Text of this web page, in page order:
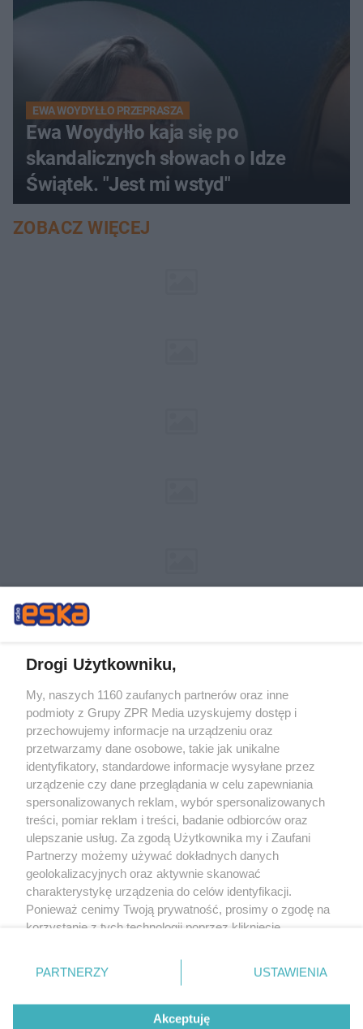
EWA WOYDYŁŁO PRZEPRASZA
Ewa Woydyłło kaja się po
skandalicznych słowach o Idze
Świątek. "Jest mi wstyd"
ZOBACZ WIĘCEJ
Żaden utwór zamieszczony w serwisie nie może być powielany i
rozpowszechniany lub dalej rozpowszechniany w jakikolwiek sposób (w
tym także elektroniczny lub mechaniczny) na jakimkolwiek polu
eksploatacji w jakiejkolwiek formie, włącznie z umieszczaniem w Internecie
bez pisemnej zgody właściciela praw. Jakiekolwiek użycie lub
wykorzystanie utworów w całości lub w części z naruszeniem prawa, tzn.
bez właściwej zgody, jest zabronione pod groźbą kary i może być ścigane
prawnie.
O nas
Drogi Użytkowniku,
My, naszych 1160 zaufanych partnerów oraz inne
podmioty z Grupy ZPR Media uzyskujemy dostęp i
przechowujemy informacje na urządzeniu oraz
przetwarzamy dane osobowe, takie jak unikalne
identyfikatory, standardowe informacje wysyłane przez
urządzenie czy dane przeglądania w celu zapewniania
spersonalizowanych reklam, wybór spersonalizowanych
treści, pomiar reklam i treści, badanie odbiorców oraz
ulepszanie usług. Za zgodą Użytkownika my i Zaufani
Partnerzy możemy używać dokładnych danych
geolokalizacyjnych oraz aktywnie skanować
charakterystykę urządzenia do celów identyfikacji.
Ponieważ cenimy Twoją prywatność, prosimy o zgodę na
korzystanie z tych technologii poprzez kliknięcie
zmienić/wycofać klikając przycisk ustawień prywatności
znajdujący się w lewym dolnym rogu strony
rodzaje przetwarzania danych nie wymagają zgody
użytkownika, ale masz prawo sprzeciwić się takiemu
PARTNERZY USTAWIENIA
Akceptuję